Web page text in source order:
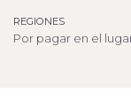
REGIONES
Por pagar en el